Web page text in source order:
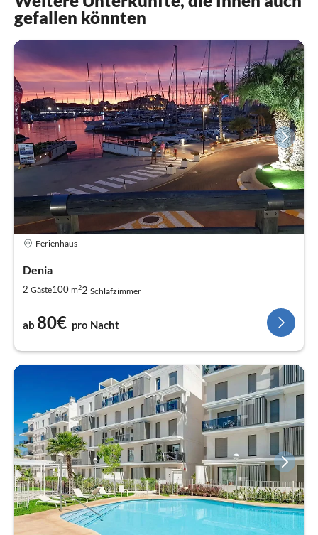
gefallen könnten
Ferienhaus
Denia
2 Gäste100 m22 Schlafzimmer
ab 80€ pro Nacht